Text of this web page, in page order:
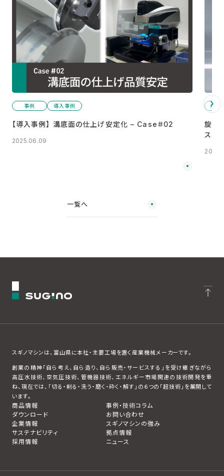
事例 導入事例
【導入事例】 溝底面の仕上げ安定化 – Case＃02
2025.06.09
技術
旋盤
スパ
一覧へ
スギノマシンは、富山県に本社・主要工場を置く産業機械メーカーです。
創業の精神「自ら考え、自ら造り、自ら販売・サービスする」を受け継ぎながら
高圧水技術、空気圧技術、管機器技術、エネルギー市場関連の技術開発を重
ね、現在では、「切る・削る・洗う・磨く・砕く・解す」の６つの「超技術」を展開して
います。
商品情報
事例・技術コラム
ダウンロード
お問い合わせ
企業情報
スギノマシンの強み
サステナビリティ
拠点情報
採用情報
ニュース